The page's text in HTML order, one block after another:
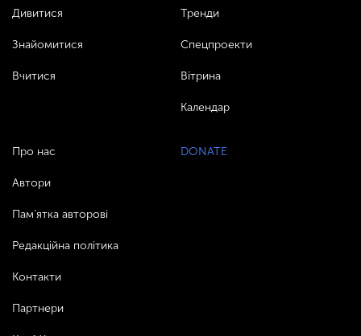
Дивитися
Знайомитися
Вчитися
Тренди
Спецпроекти
Вітрина
Календар
Про нас
Автори
Пам’ятка авторові
Редакційна політика
Контакти
Партнери
DONATE